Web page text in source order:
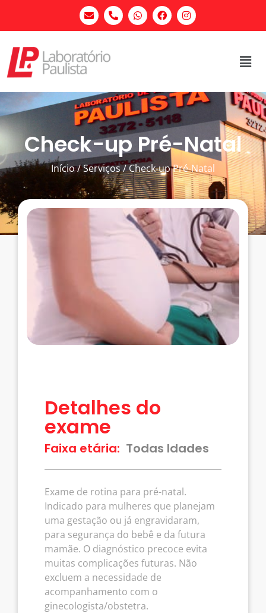
Check-up Pré-Natal
Início / Serviços / Check-up Pré-Natal
Detalhes do
exame
Faixa etária: Todas Idades
Exame de rotina para pré-natal.
Indicado para mulheres que planejam
uma gestação ou já engravidaram,
para segurança do bebê e da futura
mamãe. O diagnóstico precoce evita
muitas complicações futuras. Não
excluem a necessidade de
acompanhamento com o
ginecologista/obstetra.